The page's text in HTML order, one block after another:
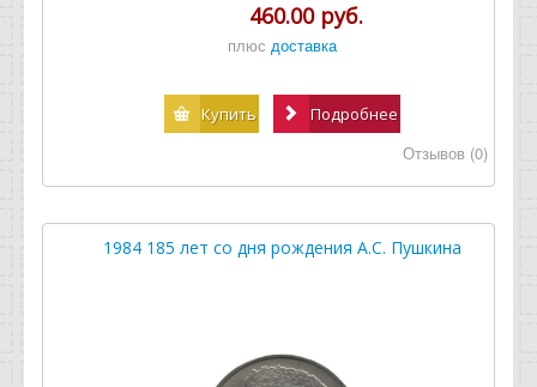
460.00 руб.
плюс доставка
Купить Подробнее
Отзывов (0)
1984 185 лет со дня рождения А.С. Пушкина